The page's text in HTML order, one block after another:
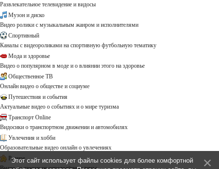
Развлекательное телевидение и видосы
Музон и диско
Видео ролики с музыкальным жанром и исполнителями
Спортивный
Каналы с видеороликами на спортивную футбольную тематику
Мода и здоровье
Видео о популярном в моде и о влиянии этого на здоровье
Общественное ТВ
Онлайн видео о обществе и социуме
Путешествия и события
Актуальные видео о событиях и о мире туризма
Транспорт Online
Видосики о транспортном движении и автомобилях
Увлечения и хобби
Образовательные видео онлайн о увлечениях
Разное
Этот сайт использует файлы cookies для более комфортной